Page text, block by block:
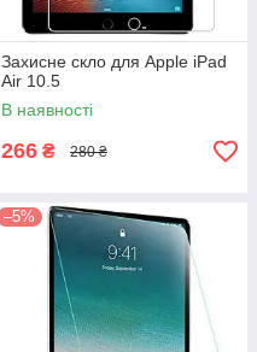
Захисне скло для Apple iPad
Air 10.5
В наявності
266 ₴ 280 ₴
–5%